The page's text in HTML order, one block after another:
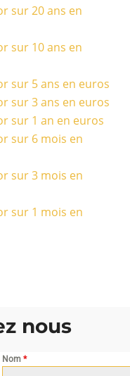
sur 20 ans en
sur 10 ans en
sur 5 ans en euros
sur 3 ans en euros
sur 1 an en euros
sur 6 mois en
sur 3 mois en
sur 1 mois en
nous
Nom *